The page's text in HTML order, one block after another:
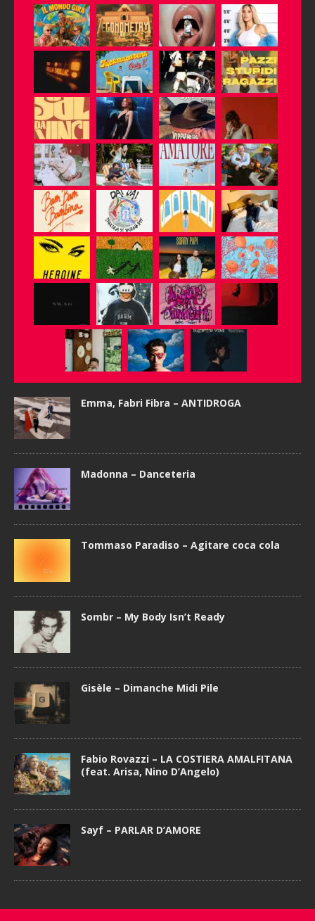
Emma, Fabri Fibra – ANTIDROGA
Madonna – Danceteria
Tommaso Paradiso – Agitare coca cola
Sombr – My Body Isn’t Ready
Gisèle – Dimanche Midi Pile
Fabio Rovazzi – LA COSTIERA AMALFITANA
(feat. Arisa, Nino D’Angelo)
Sayf – PARLAR D’AMORE